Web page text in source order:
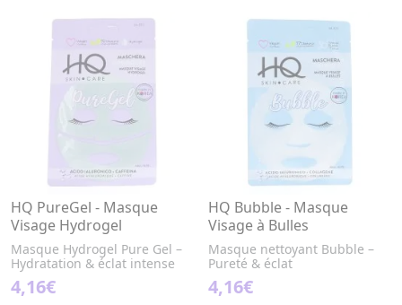
HQ PureGel - Masque
Visage Hydrogel
Masque Hydrogel Pure Gel –
Hydratation & éclat intense
4,16€
HQ Bubble - Masque
Visage à Bulles
Masque nettoyant Bubble –
Pureté & éclat
4,16€